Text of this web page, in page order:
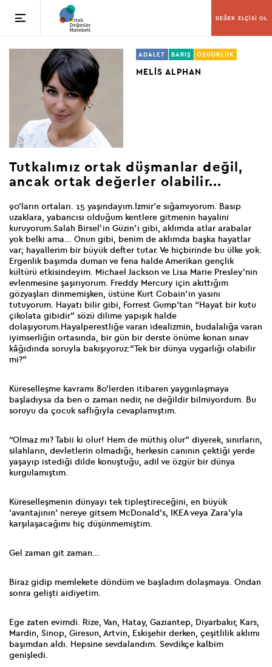
DEĞER ELÇİSİ OL
ADALET BARIŞ ÖZGÜRLÜK
MELİS ALPHAN
Tutkalımız ortak düşmanlar değil,
ancakortak değerler olabilir...
90'ların ortaları. 15 yaşındayım.İzmir’e sığamıyorum. Basıp
uzaklara, yabancısı olduğum kentlere gitmenin hayalini
kuruyorum.Salah Birsel’in Güzin’i gibi, aklımda atlar arabalar
yok belki ama... Onun gibi, benim de aklımda başka hayatlar
var; hayallerim bir büyük defter tutar. Ve hiçbirinde bu ülke yok.
Ergenlik başımda duman ve fena halde Amerikan gençlik
kültürü etkisindeyim. Michael Jackson ve Lisa Marie Presley’nin
evlenmesine şaşırıyorum. Freddy Mercury için akıttığım
gözyaşları dinmemişken, üstüne Kurt Cobain’in yasını
tutuyorum. Hayatı bilir gibi, Forrest Gump’tan “Hayat bir kutu
çikolata gibidir” sözü dilime yapışık halde
dolaşıyorum.Hayalperestliğe varan idealizmin, budalalığa varan
iyimserliğin ortasında, bir gün bir derste önüme konan sınav
kâğıdında soruyla bakışıyoruz:“Tek bir dünya uygarlığı olabilir
mi?”
Küreselleşme kavramı 80’lerden itibaren yaygınlaşmaya
başladıysa da ben o zaman nedir, ne değildir bilmiyordum. Bu
soruyu da çocuk saflığıyla cevaplamıştım.
“Olmaz mı? Tabii ki olur! Hem de müthiş olur” diyerek, sınırların,
silahların, devletlerin olmadığı, herkesin canının çektiği yerde
yaşayıp istediği dilde konuştuğu, adil ve özgür bir dünya
kurgulamıştım.
Küreselleşmenin dünyayı tek tipleştireceğini, en büyük
‘avantajının’ nereye gitsem McDonald’s, IKEA veya Zara’yla
karşılaşacağımı hiç düşünmemiştim.
Gel zaman git zaman...
Biraz gidip memlekete döndüm ve başladım dolaşmaya. Ondan
sonra gelişti aidiyetim.
Ege zaten evimdi. Rize, Van, Hatay, Gaziantep, Diyarbakır, Kars,
Mardin, Sinop, Giresun, Artvin, Eskişehir derken, çeşitlilik aklımı
başımdan aldı. Hepsine sevdalandım. Sevdikçe kalbim
genişledi.